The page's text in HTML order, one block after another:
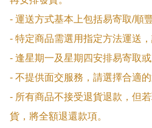
- 運送方式基本上包括易寄取/順
- 特定商品需選用指定方法運送，
- 逢星期一及星期四安排易寄取或
- 不提供面交服務，請選擇合適的
- 所有商品不接受退貨退款，但
貨，將全額退還款項。